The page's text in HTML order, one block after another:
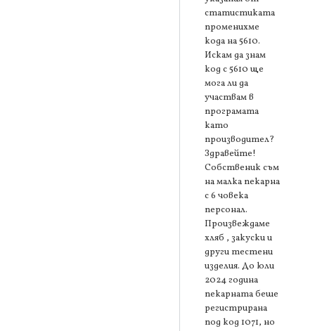
статистиката
променихме
кода на 5610.
Искам да знам
код с 5610 ще
мога ли да
участвам в
програмата
като
производител?
Здравейте!
Собственик съм
на малка пекарна
с 6 човека
персонал.
Произвеждаме
хляб , закуски и
други тестени
изделия. До юли
2024 година
пекарната беше
регистрирана
под код 1071, но